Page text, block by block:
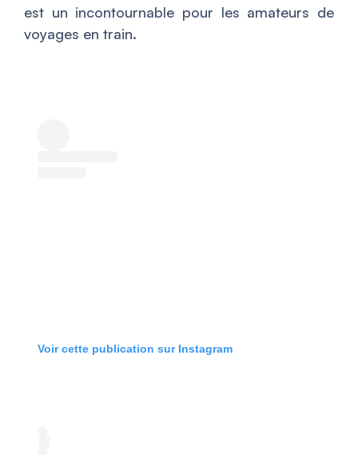
est un incontournable pour les amateurs de
voyages en train.
Voir cette publication sur Instagram